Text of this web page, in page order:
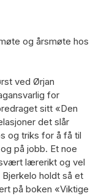
og årsmøte hos
ved Ørjan
for
sitt «Den
det slår
og triks for å få til
på jobb. Et noe
lærerikt og vel
holdt så et
på boken «Viktige